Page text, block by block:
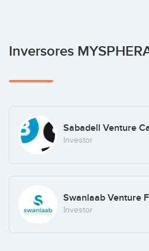
Inversores
Sabadell Venture
Investor
Swanlaab Venture
Investor